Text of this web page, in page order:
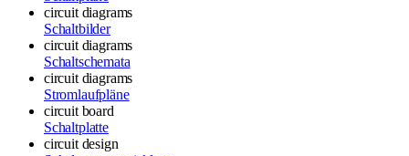
circuit diagrams
Schaltbilder
circuit diagrams
Schaltschemata
circuit diagrams
Stromlaufpläne
circuit board
Schaltplatte
circuit design